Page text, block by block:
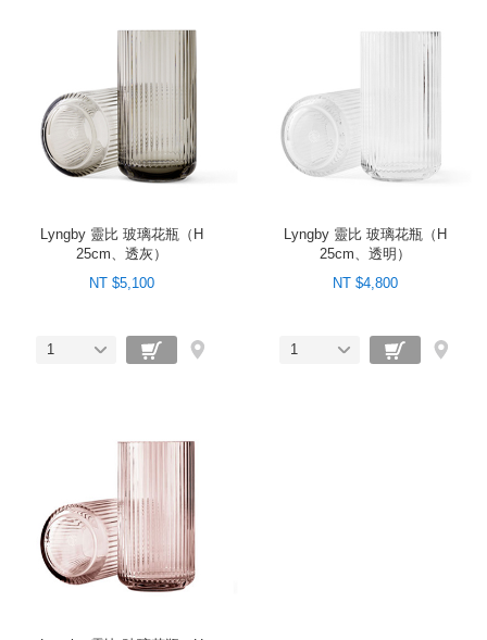
Lyngby 靈比 玻璃花瓶（H
25cm、透灰）
NT $5,100
1
Lyngby 靈比 玻璃花瓶（H
25cm、透明）
NT $4,800
1